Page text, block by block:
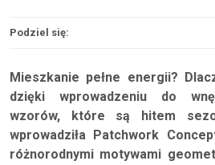
Podziel się:
Mieszkanie pełne energii?
dzięki wprowadzeniu do
wzorów, które są hitem
wprowadziła Patchwork
różnorodnymi motywami